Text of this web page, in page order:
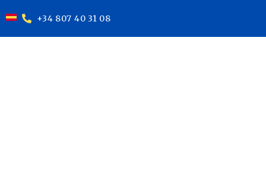
+34 807 40 31 08